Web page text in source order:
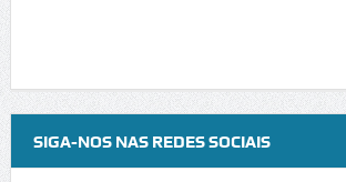
SIGA-NOS NAS REDES SOCIAIS